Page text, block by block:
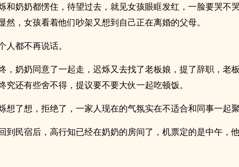
和奶奶都愣住，待望过去，就见女孩眼眶发红，一脸要哭不
然，女孩看着他们吵架又想到自己正在离婚的父母。
人都不再说话。
，奶奶同意了一起走，迟烁又去找了老板娘，提了辞职，老
究还有些舍不得，提议要不要大伙一起吃顿饭。
想了想，拒绝了，一家人现在的气氛实在不适合和同事一起聚
到民宿后，高行知已经在奶奶的房间了，机票定的是中午，